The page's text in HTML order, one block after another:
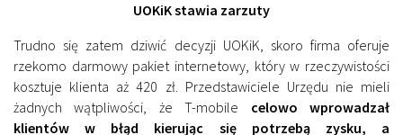
UOKiK stawia zarzuty
Trudno się zatem dziwić decyzji UOKiK, skoro firma oferuje
rzekomo darmowy pakiet internetowy, który w rzeczywistości
kosztuje klienta aż 420 zł. Przedstawiciele Urzędu nie mieli
żadnych wątpliwości, że T-mobile celowo wprowadzał
klientów w błąd kierując się potrzebą zysku, a